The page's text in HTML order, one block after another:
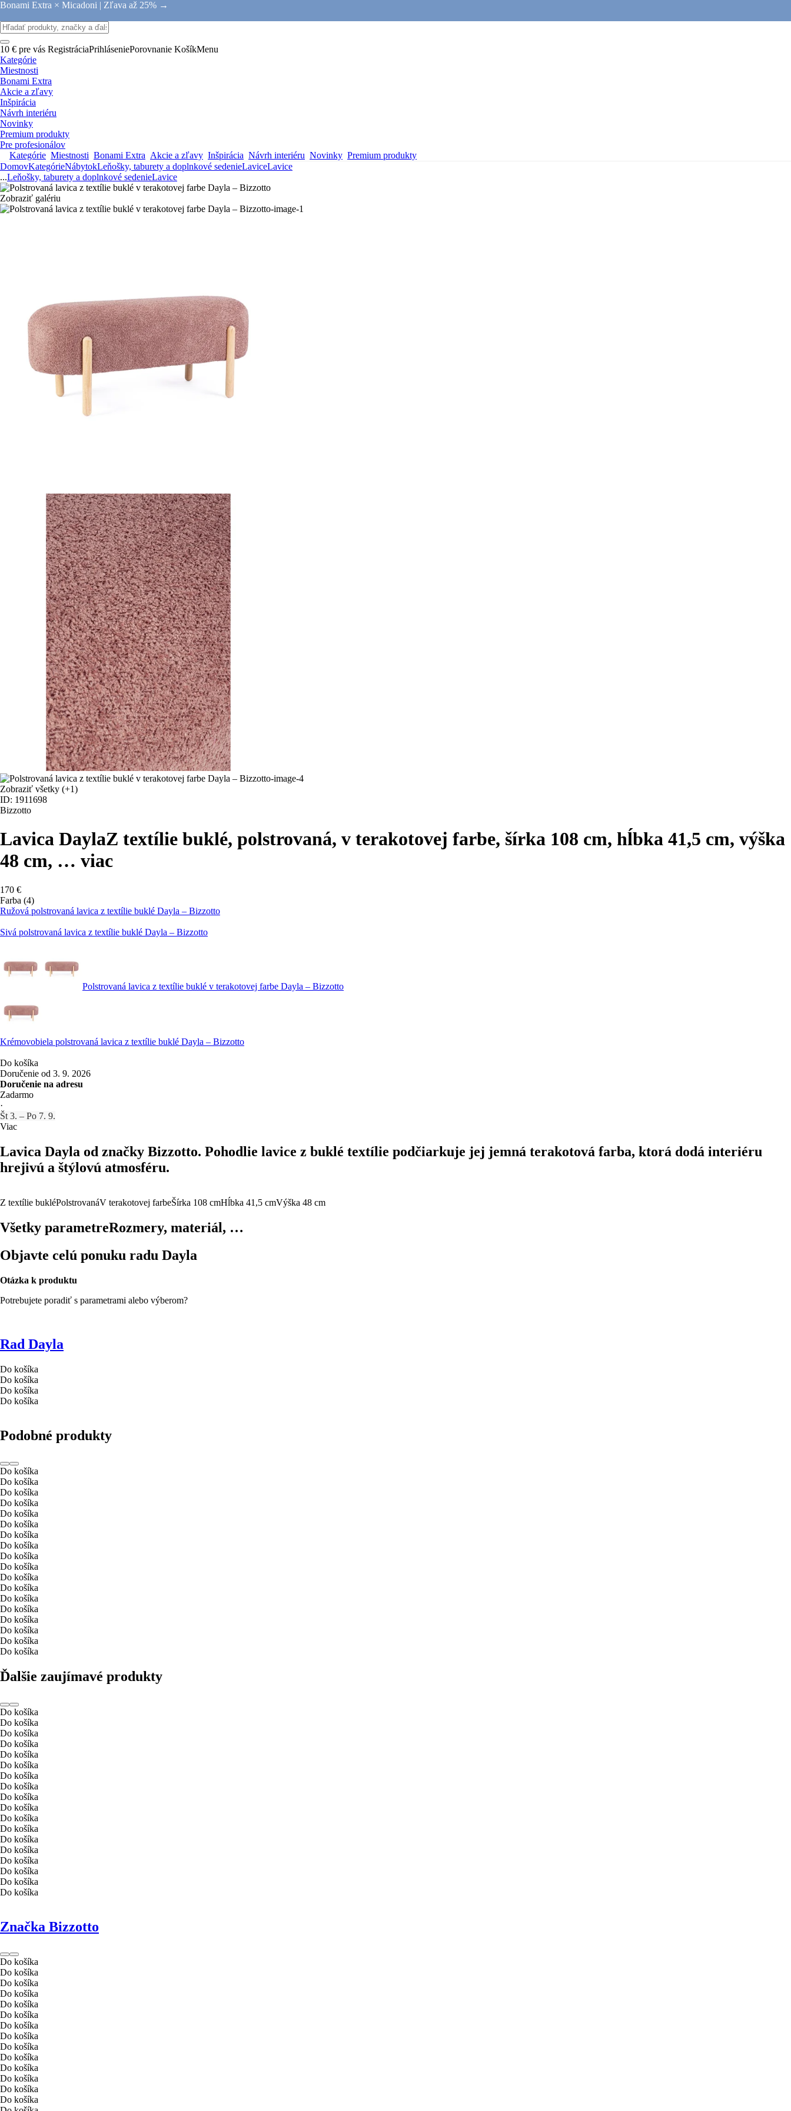
Bonami Extra × Micadoni | Zľava až 25% →
10 € pre vás RegistráciaPrihláseniePorovnanie KošíkMenu
Kategórie
Miestnosti
Bonami Extra
Akcie a zľavy
Inšpirácia
Návrh interiéru
Novinky
Premium produkty
Pre profesionálov
Kategórie Miestnosti Bonami Extra Akcie a zľavy Inšpirácia Návrh interiéru Novinky Premium produkty
DomovKategórieNábytokLeňošky, taburety a doplnkové sedenieLaviceLavice
...Leňošky, taburety a doplnkové sedenieLavice
Zobraziť galériu
Zobraziť všetky (+1)
ID: 1911698
Bizzotto
Lavica DaylaZ textílie buklé, polstrovaná, v terakotovej farbe, šírka 108 cm, hĺbka 41,5 cm, výška
48 cm, … viac
170 €
Farba (4)
Ružová polstrovaná lavica z textílie buklé Dayla – Bizzotto
Sivá polstrovaná lavica z textílie buklé Dayla – Bizzotto
Polstrovaná lavica z textílie buklé v terakotovej farbe Dayla – Bizzotto
Krémovobiela polstrovaná lavica z textílie buklé Dayla – Bizzotto
Do košíka
Doručenie od 3. 9. 2026
Doručenie na adresu
Zadarmo
·
Št 3. – Po 7. 9.
Viac
Lavica Dayla od značky Bizzotto. Pohodlie lavice z buklé textílie podčiarkuje jej jemná terakotová farba, ktorá dodá interiéru
hrejivú a štýlovú atmosféru.
Z textílie bukléPolstrovanáV terakotovej farbeŠírka 108 cmHĺbka 41,5 cmVýška 48 cm
Všetky parametreRozmery, materiál, …
Objavte celú ponuku radu Dayla
Otázka k produktu
Potrebujete poradiť s parametrami alebo výberom?
Rad Dayla
Do košíka
Do košíka
Do košíka
Do košíka
Podobné produkty
Do košíka
Do košíka
Do košíka
Do košíka
Do košíka
Do košíka
Do košíka
Do košíka
Do košíka
Do košíka
Do košíka
Do košíka
Do košíka
Do košíka
Do košíka
Do košíka
Do košíka
Do košíka
Ďalšie zaujímavé produkty
Do košíka
Do košíka
Do košíka
Do košíka
Do košíka
Do košíka
Do košíka
Do košíka
Do košíka
Do košíka
Do košíka
Do košíka
Do košíka
Do košíka
Do košíka
Do košíka
Do košíka
Do košíka
Značka Bizzotto
Do košíka
Do košíka
Do košíka
Do košíka
Do košíka
Do košíka
Do košíka
Do košíka
Do košíka
Do košíka
Do košíka
Do košíka
Do košíka
Do košíka